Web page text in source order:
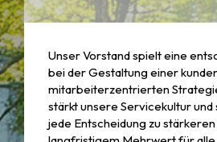
Unser Vorstand spielt eine
bei der Gestaltung einer
mitarbeiterzentrierten
stärkt unsere Servicekultur und
jede Entscheidung zu